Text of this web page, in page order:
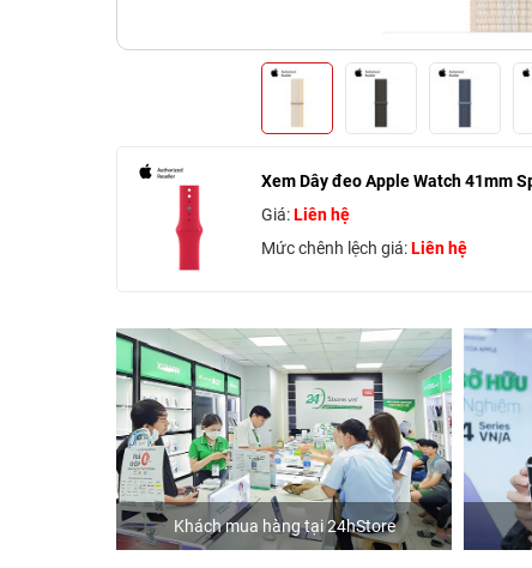
Xem Dây đeo Apple Watch 41mm
Giá:Liên hệ
Mức chênh lệch giá:Liên hệ
Khách mua hàng tại 24hStore